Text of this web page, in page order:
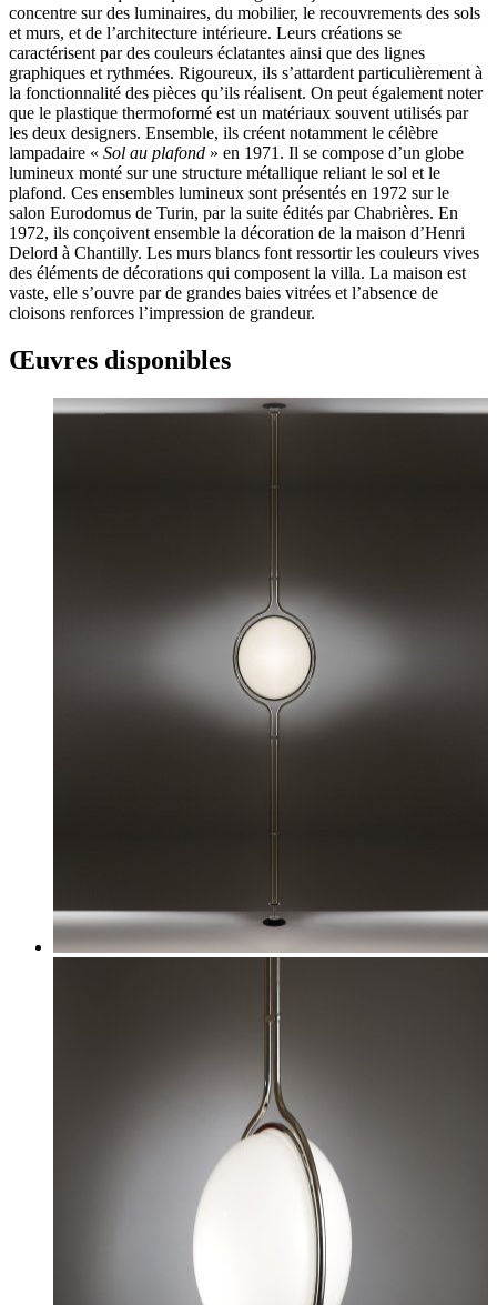
concentre sur des luminaires, du mobilier, le recouvrements des sols
et murs, et de l’architecture intérieure. Leurs créations se
caractérisent par des couleurs éclatantes ainsi que des lignes
graphiques et rythmées. Rigoureux, ils s’attardent particulièrement à
la fonctionnalité des pièces qu’ils réalisent. On peut également noter
que le plastique thermoformé est un matériaux souvent utilisés par
les deux designers. Ensemble, ils créent notamment le célèbre
lampadaire « Sol au plafond » en 1971. Il se compose d’un globe
lumineux monté sur une structure métallique reliant le sol et le
plafond. Ces ensembles lumineux sont présentés en 1972 sur le
salon Eurodomus de Turin, par la suite édités par Chabrières. En
1972, ils conçoivent ensemble la décoration de la maison d’Henri
Delord à Chantilly. Les murs blancs font ressortir les couleurs vives
des éléments de décorations qui composent la villa. La maison est
vaste, elle s’ouvre par de grandes baies vitrées et l’absence de
cloisons renforces l’impression de grandeur.
Œuvres disponibles